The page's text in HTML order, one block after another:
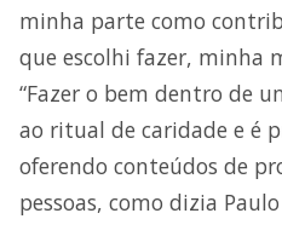
minha parte como
que escolhi fazer, minha
“Fazer o bem dentro de
ao ritual de caridade e é
oferendo conteúdos de
pessoas, como dizia Paulo